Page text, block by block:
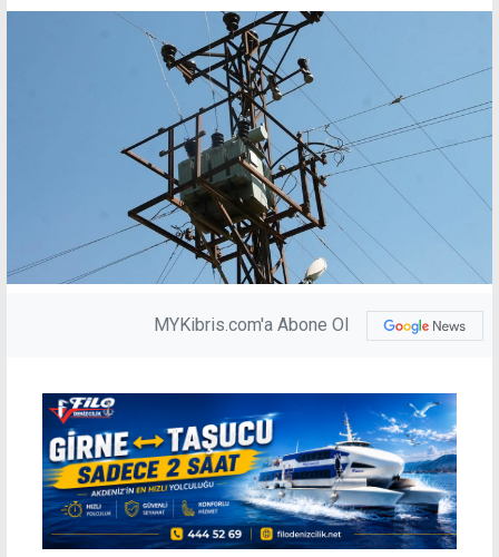
MYKibris.com'a Abone Ol